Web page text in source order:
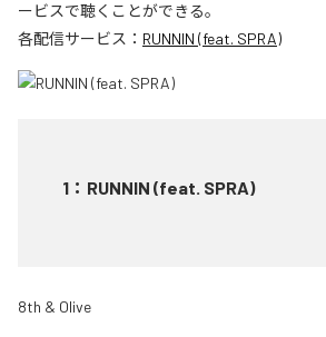
ービスで聴くことができる。
各配信サービス： RUNNIN (feat. SPRA)
1 ： RUNNIN (feat. SPRA)
8th & Olive